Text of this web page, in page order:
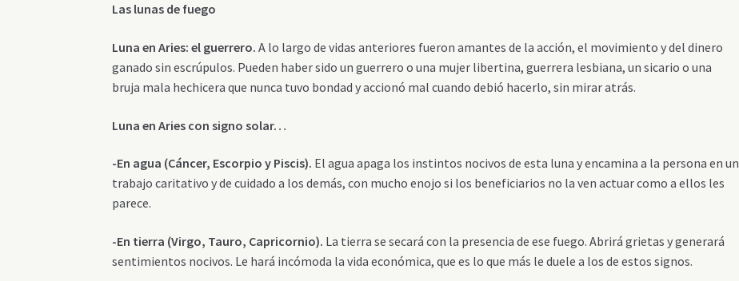
Las lunas de fuego
Luna en Aries: el guerrero.A lo largo de vidas anteriores fueron amantes de la acción, el movimiento y del dinero
ganado sin escrúpulos. Pueden haber sido un guerrero o una mujer libertina, guerrera lesbiana, un sicario o una
bruja mala hechicera que nunca tuvo bondad y accionó mal cuando debió hacerlo, sin mirar atrás.
Luna en Aries con signo solar…
-En agua (Cáncer, Escorpio y Piscis). El agua apaga los instintos nocivos de esta luna y encamina a la persona en un
trabajo caritativo y de cuidado a los demás, con mucho enojo si los beneficiarios no la ven actuar como a ellos les
parece.
-En tierra (Virgo, Tauro, Capricornio). La tierra se secará con la presencia de ese fuego. Abrirá grietas y generará
sentimientos nocivos. Le hará incómoda la vida económica, que es lo que más le duele a los de estos signos.